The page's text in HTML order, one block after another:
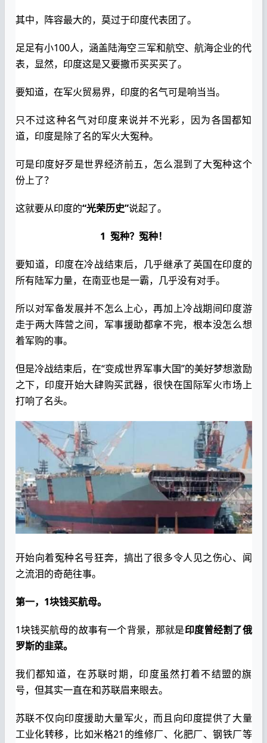
其中，阵容最大的，莫过于印度代表团了。
足足有小100人，涵盖陆海空三军和航空、航海企业的代
表，显然，印度这是又要撒币买买买了。
要知道，在军火贸易界，印度的名气可是响当当。
只不过这种名气对印度来说并不光彩，因为各国都知
道，印度是除了名的军火大冤种。
可是印度好歹是世界经济前五，怎么混到了大冤种这个
份上了？
这就要从印度的“光荣历史”说起了。
1 冤种？冤种！
要知道，印度在冷战结束后，几乎继承了英国在印度的
所有陆军力量，在南亚也是一霸，几乎没有对手。
所以对军备发展并不怎么上心，再加上冷战期间印度游
走于两大阵营之间，军事援助都拿不完，根本没怎么想
着军购的事。
但是冷战结束后，在“变成世界军事大国”的美好梦想激励
之下，印度开始大肆购买武器，很快在国际军火市场上
打响了名头。
开始向着冤种名号狂奔，搞出了很多令人见之伤心、闻
之流泪的奇葩往事。
第一，1块钱买航母。
1块钱买航母的故事有一个背景，那就是印度曾经割了俄
罗斯的韭菜。
我们都知道，在苏联时期，印度虽然打着不结盟的旗
号，但其实一直在和苏联眉来眼去。
苏联不仅向印度援助大量军火，而且向印度提供了大量
工业化转移，比如米格21的维修厂、化肥厂、钢铁厂等